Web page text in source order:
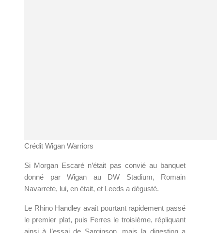
Crédit Wigan Warriors
Si Morgan Escaré n’était pas convié au banquet
donné par Wigan au DW Stadium, Romain
Navarrete, lui, en était, et Leeds a dégusté.
Le Rhino Handley avait pourtant rapidement passé
le premier plat, puis Ferres le troisième, répliquant